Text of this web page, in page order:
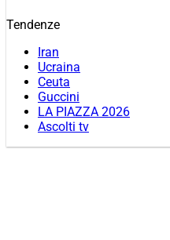
Tendenze
Iran
Ucraina
Ceuta
Guccini
LA PIAZZA 2026
Ascolti tv